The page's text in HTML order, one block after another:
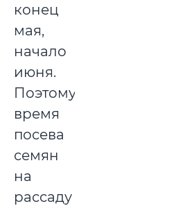
конец
мая,
начало
июня.
Поэтому
время
посева
семян
на
рассаду